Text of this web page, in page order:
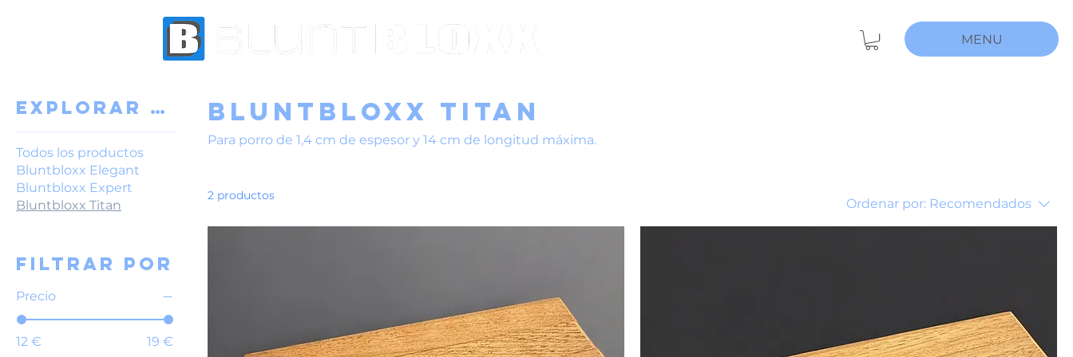
MENU
Explorar por
Todos los productos
Bluntbloxx Elegant
Bluntbloxx Expert
Bluntbloxx Titan
Filtrar por
Precio
12 € 19 €
Bluntbloxx Titan
Para porro de 1,4 cm de espesor y 14 cm de longitud máxima.
2 productos
Ordenar por: Recomendados